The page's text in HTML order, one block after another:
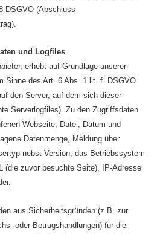
DSGVO (Abschluss
und Logfiles
erhebt auf Grundlage unserer
Sinne des Art. 6 Abs. 1 lit. f. DSGVO
den Server, auf dem sich dieser
Serverlogfiles). Zu den Zugriffsdaten
Webseite, Datei, Datum und
Datenmenge, Meldung über
nebst Version, das Betriebssystem
(die zuvor besuchte Seite), IP-Adresse
aus Sicherheitsgründen (z.B. zur
oder Betrugshandlungen) für die